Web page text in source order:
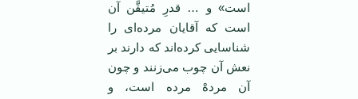
است» و … قدرِ مُتیقَّن آن
است که آقایان مرده‌ای را
شناسایی کرده‌اند که دارند بر
نعش آن چوب می‌زنند و چون
آن مردهْ مرده است، و